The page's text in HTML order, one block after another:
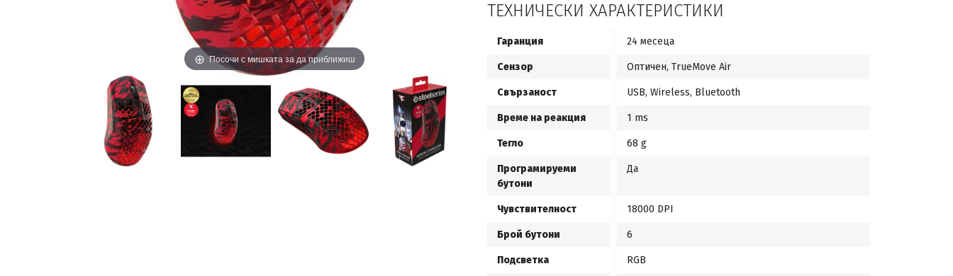
Посочи с мишката за да приближиш
ТЕХНИЧЕСКИ ХАРАКТЕРИСТИКИ
Гаранция 24 месеца
Сензор Оптичен, TrueMove Air
Свързаност USB, Wireless, Bluetooth
Време на реакция 1 ms
Тегло 68 g
Програмируеми
бутони
Да
Чувствителност 18000 DPI
Брой бутони 6
Подсветка RGB